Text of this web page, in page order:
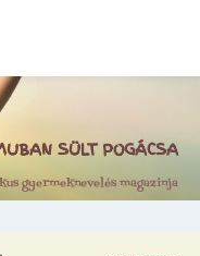
SÜLT POGÁCSA
gyermeknevelés magazinja